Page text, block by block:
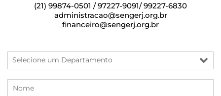
(21) 99874-0501 / 97227-9091/ 99227-6830
administracao@sengerj.org.br
financeiro@sengerj.org.br